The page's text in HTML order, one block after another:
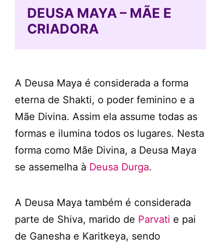
DEUSA MAYA – MÃE E
CRIADORA
A Deusa Maya é considerada a forma
eterna de Shakti, o poder feminino e a
Mãe Divina. Assim ela assume todas as
formas e ilumina todos os lugares. Nesta
forma como Mãe Divina, a Deusa Maya
se assemelha à Deusa Durga.
A Deusa Maya também é considerada
parte de Shiva, marido de Parvati e pai
de Ganesha e Karitkeya, sendo